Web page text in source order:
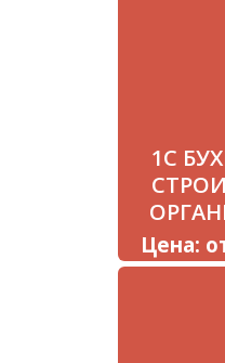
1С
Цена: